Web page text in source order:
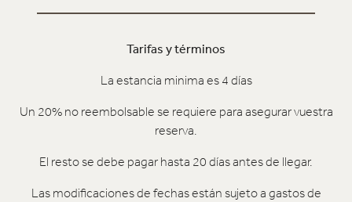
Tarifas y términos
La estancia minima es 4 días
Un 20% no reembolsable se requiere para asegurar vuestra
reserva.
El resto se debe pagar hasta 20 días antes de llegar.
Las modificaciones de fechas están sujeto a gastos de